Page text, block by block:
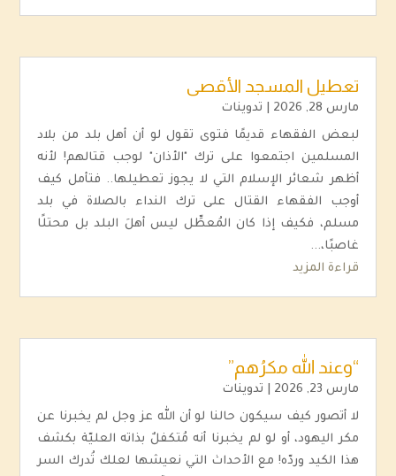
تعطيل المسجد الأقصى
مارس 28, 2026 تدوينات
لبعض الفقهاء قديمًا فتوى تقول لو أن أهل بلد من بلاد
المسلمين اجتمعوا على ترك "الأذان" لوجب قتالهم! لأنه
أظهر شعائر الإسلام التي لا يجوز تعطيلها.. فتأمل كيف
أوجب الفقهاء القتال على ترك النداء بالصلاة في بلد
مسلم، فكيف إذا كان المُعطِّل ليس أهلَ البلد بل محتلًا
غاصبًا،...
قراءة المزيد
“وعند الله مكرُهم”
مارس 23, 2026 تدوينات
لا أتصور كيف سيكون حالنا لو أن الله عز وجل لم يخبرنا عن
مكر اليهود، أو لو لم يخبرنا أنه مُتكفلٌ بذاته العليّة بكشف
هذا الكيد وردّه! مع الأحداث التي نعيشها لعلك تُدرك السر